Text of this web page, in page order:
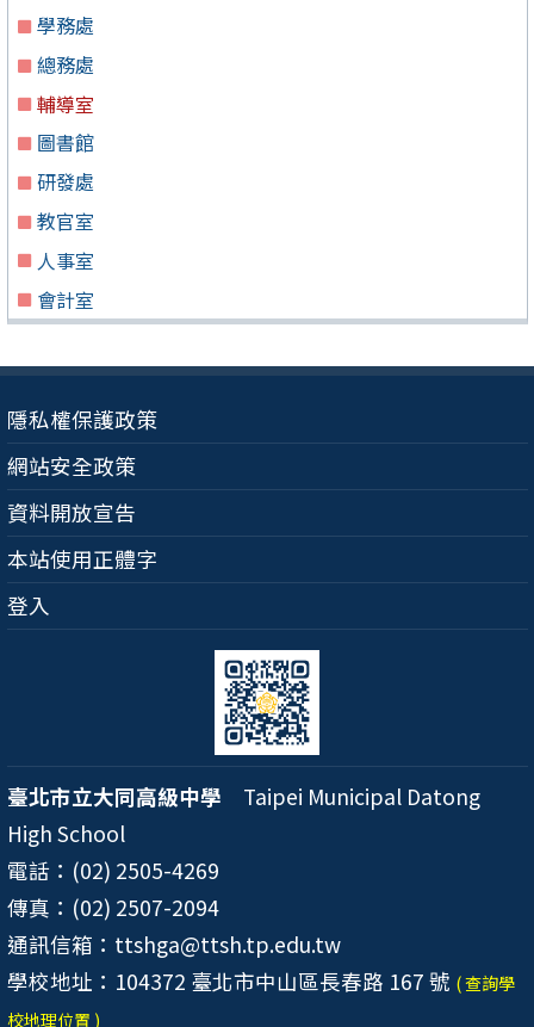
學務處
總務處
輔導室
圖書館
研發處
教官室
人事室
會計室
隱私權保護政策
網站安全政策
資料開放宣告
本站使用正體字
登入
臺北市立大同高級中學 Taipei Municipal Datong
High School
電話：(02) 2505-4269
傳真：(02) 2507-2094
通訊信箱：ttshga@ttsh.tp.edu.tw
學校地址：104372 臺北市中山區長春路 167 號 ( 查詢學
校地理位置 )